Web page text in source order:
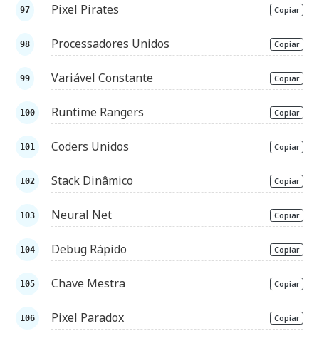
Pixel Pirates Copiar
Processadores Unidos Copiar
Variável Constante Copiar
Runtime Rangers Copiar
Coders Unidos Copiar
Stack Dinâmico Copiar
Neural Net Copiar
Debug Rápido Copiar
Chave Mestra Copiar
Pixel Paradox Copiar